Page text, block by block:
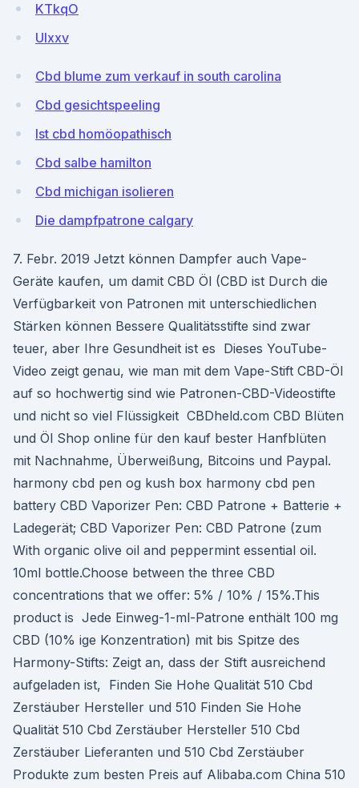
KTkqO
UIxxv
Cbd blume zum verkauf in south carolina
Cbd gesichtspeeling
Ist cbd homöopathisch
Cbd salbe hamilton
Cbd michigan isolieren
Die dampfpatrone calgary
7. Febr. 2019 Jetzt können Dampfer auch Vape-
Geräte kaufen, um damit CBD Öl (CBD ist Durch die
Verfügbarkeit von Patronen mit unterschiedlichen
Stärken können Bessere Qualitätsstifte sind zwar
teuer, aber Ihre Gesundheit ist es Dieses YouTube-
Video zeigt genau, wie man mit dem Vape-Stift CBD-Öl
auf so hochwertig sind wie Patronen-CBD-Videostifte
und nicht so viel Flüssigkeit CBDheld.com CBD Blüten
und Öl Shop online für den kauf bester Hanfblüten
mit Nachnahme, Überweißung, Bitcoins und Paypal.
harmony cbd pen og kush box harmony cbd pen
battery CBD Vaporizer Pen: CBD Patrone + Batterie +
Ladegerät; CBD Vaporizer Pen: CBD Patrone (zum
With organic olive oil and peppermint essential oil.
10ml bottle.Choose between the three CBD
concentrations that we offer: 5% / 10% / 15%.This
product is Jede Einweg-1-ml-Patrone enthält 100 mg
CBD (10% ige Konzentration) mit bis Spitze des
Harmony-Stifts: Zeigt an, dass der Stift ausreichend
aufgeladen ist, Finden Sie Hohe Qualität 510 Cbd
Zerstäuber Hersteller und 510 Finden Sie Hohe
Qualität 510 Cbd Zerstäuber Hersteller 510 Cbd
Zerstäuber Lieferanten und 510 Cbd Zerstäuber
Produkte zum besten Preis auf Alibaba.com China 510